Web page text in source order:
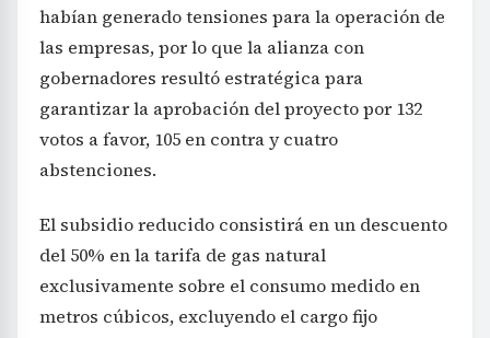
habían generado tensiones para la operación de
las empresas, por lo que la alianza con
gobernadores resultó estratégica para
garantizar la aprobación del proyecto por 132
votos a favor, 105 en contra y cuatro
abstenciones.
El subsidio reducido consistirá en un descuento
del 50% en la tarifa de gas natural
exclusivamente sobre el consumo medido en
metros cúbicos, excluyendo el cargo fijo